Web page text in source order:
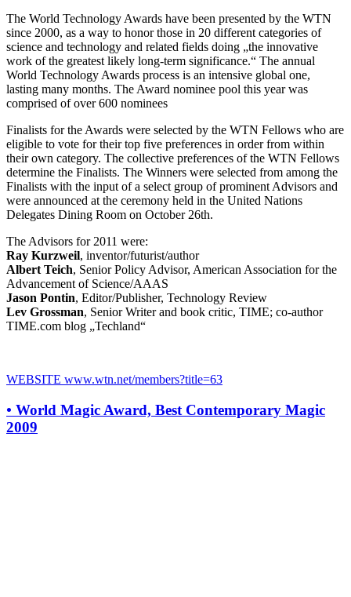
The World Technology Awards have been presented by the WTN
since 2000, as a way to honor those in 20 different categories of
science and technology and related fields doing „the innovative
work of the greatest likely long-term significance.“ The annual
World Technology Awards process is an intensive global one,
lasting many months. The Award nominee pool this year was
comprised of over 600 nominees
Finalists for the Awards were selected by the WTN Fellows who are
eligible to vote for their top five preferences in order from within
their own category. The collective preferences of the WTN Fellows
determine the Finalists. The Winners were selected from among the
Finalists with the input of a select group of prominent Advisors and
were announced at the ceremony held in the United Nations
Delegates Dining Room on October 26th.
The Advisors for 2011 were:
Ray Kurzweil, inventor/futurist/author
Albert Teich, Senior Policy Advisor, American Association for the
Advancement of Science/AAAS
Jason Pontin, Editor/Publisher, Technology Review
Lev Grossman, Senior Writer and book critic, TIME; co-author
TIME.com blog „Techland“
WEBSITE www.wtn.net/members?title=63
• World Magic Award, Best Contemporary Magic
2009